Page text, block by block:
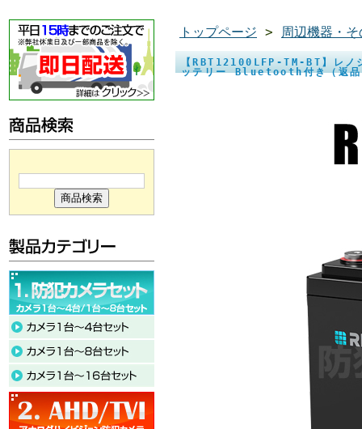
トップページ > 周辺機器・そ
【RBT12100LFP-TM-BT】レ
ッテリー Bluetooth付き（返品